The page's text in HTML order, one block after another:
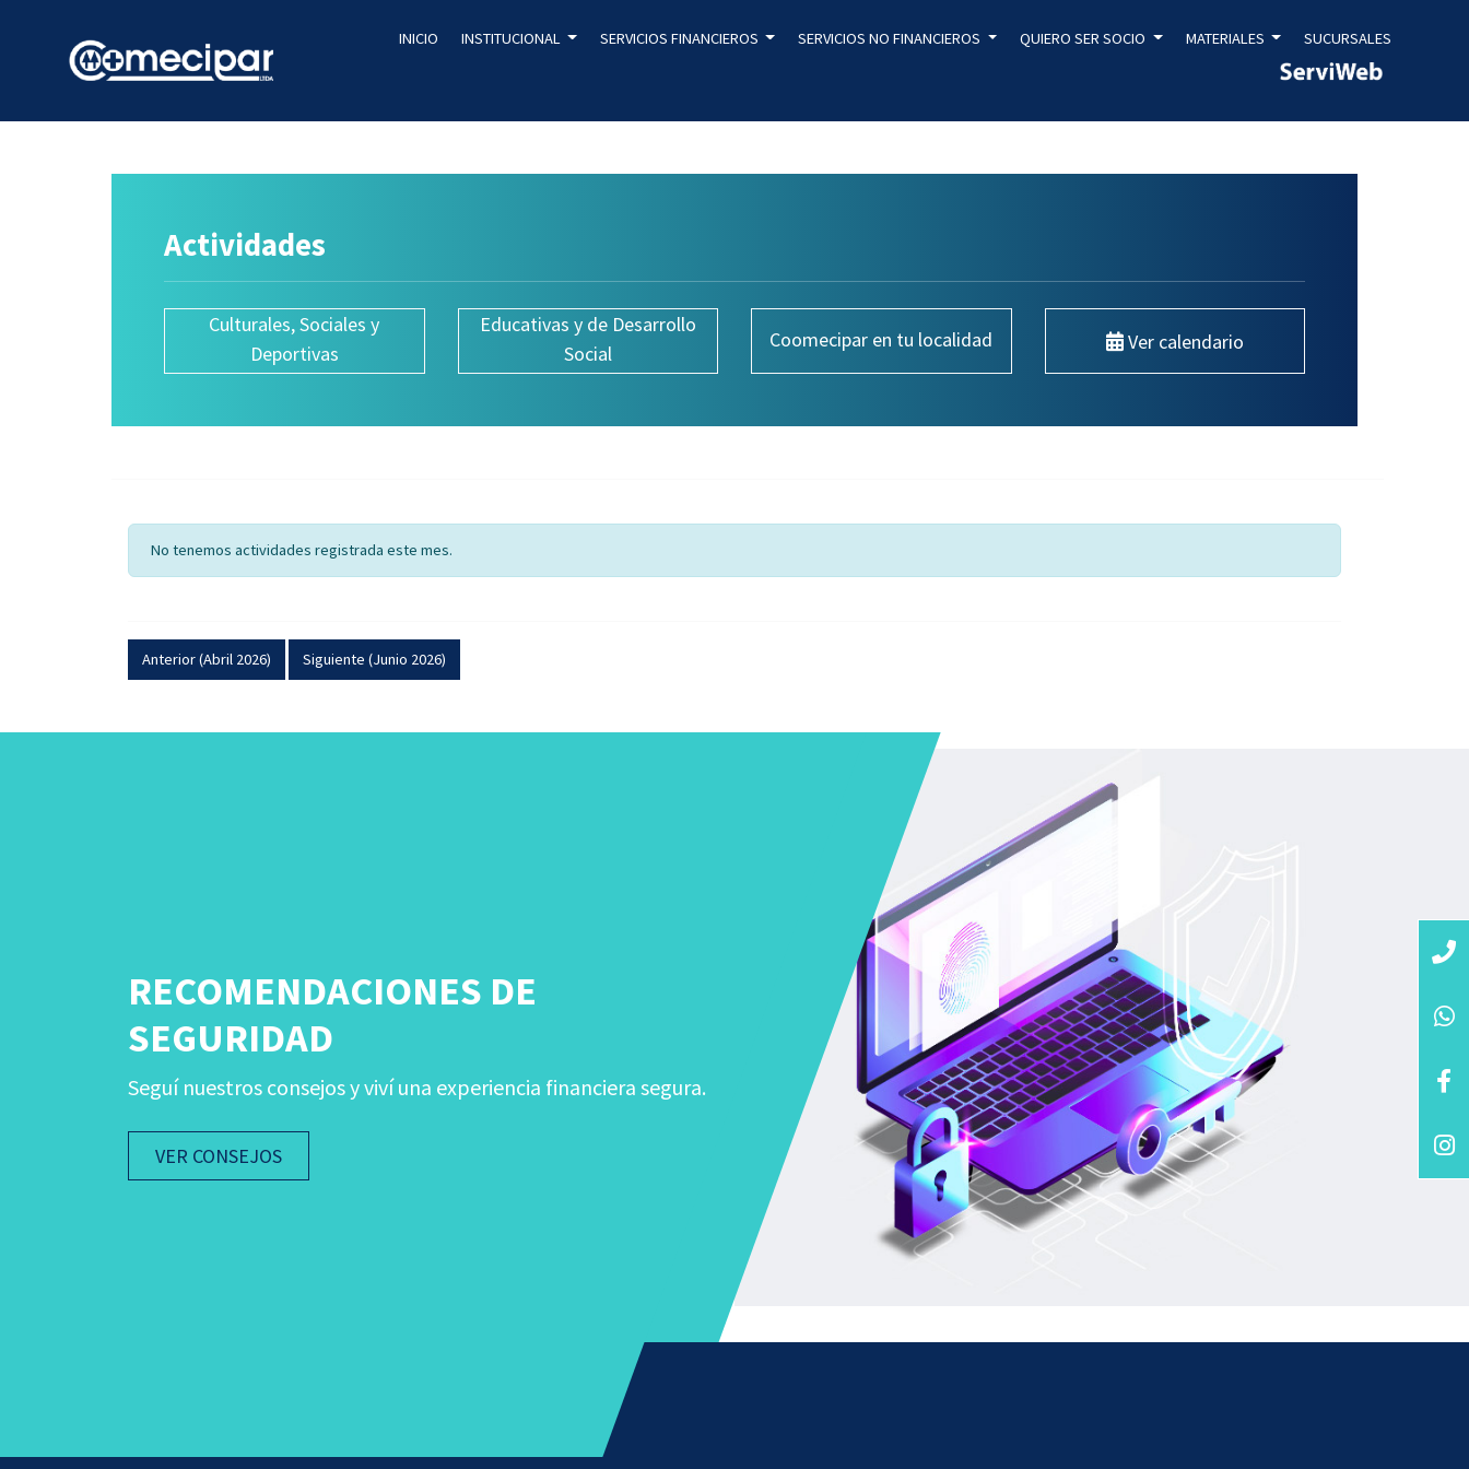
INICIO INSTITUCIONAL SERVICIOS FINANCIEROS SERVICIOS NO FINANCIEROS QUIERO SER SOCIO MATERIALES SUCURSALES
Actividades
Culturales, Sociales y
Deportivas
Educativas y de Desarrollo
Social
Coomecipar en tu localidad Ver calendario
No tenemos actividades registrada este mes.
Anterior (Abril 2026) Siguiente (Junio 2026)
RECOMENDACIONES DE
SEGURIDAD
Seguí nuestros consejos y viví una experiencia financiera segura.
VER CONSEJOS